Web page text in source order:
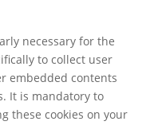
necessary for the
to collect user
embedded contents
It is mandatory to
these cookies on your